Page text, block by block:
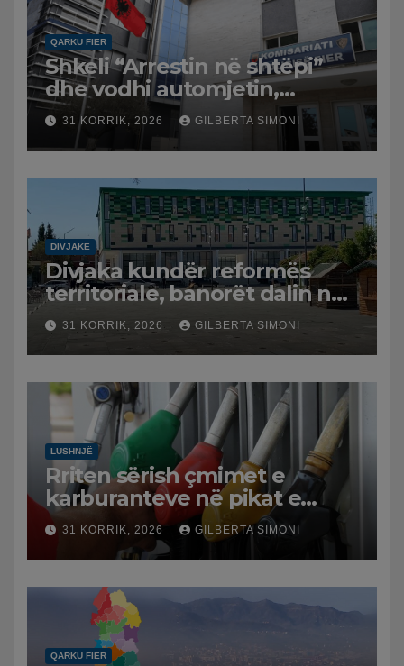
QARKU FIER
Shkeli “Arrestin në shtëpi”
dhe vodhi automjetin,
arrestohet 43-vjeçari
31 KORRIK, 2026 GILBERTA SIMONI
DIVJAKË
Divjaka kundër reformës
territoriale, banorët dalin në
protestë.
31 KORRIK, 2026 GILBERTA SIMONI
LUSHNJË
Rriten sërish çmimet e
karburanteve në pikat e
karburanteve në Lushnjë.
Tensionet në Lindjen e
Mesme shtrenjtojnë naftën
dhe benzinën në vend
31 KORRIK, 2026 GILBERTA SIMONI
QARKU FIER